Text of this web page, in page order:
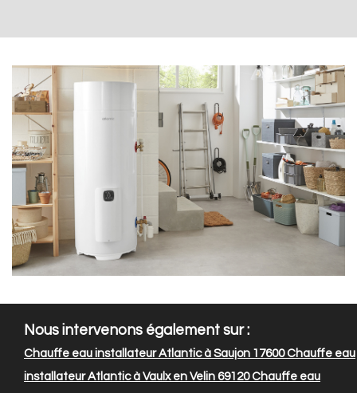
Nous intervenons également sur :
Chauffe eau installateur Atlantic à Saujon 17600Chauffe eau
installateur Atlantic à Vaulx en Velin 69120Chauffe eau